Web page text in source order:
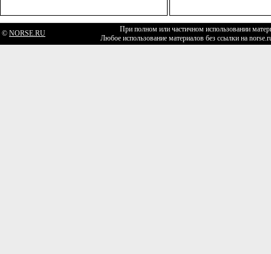
© NORSE.RU
При полном или частичном использовании
Любое использование материалов без ссылки на